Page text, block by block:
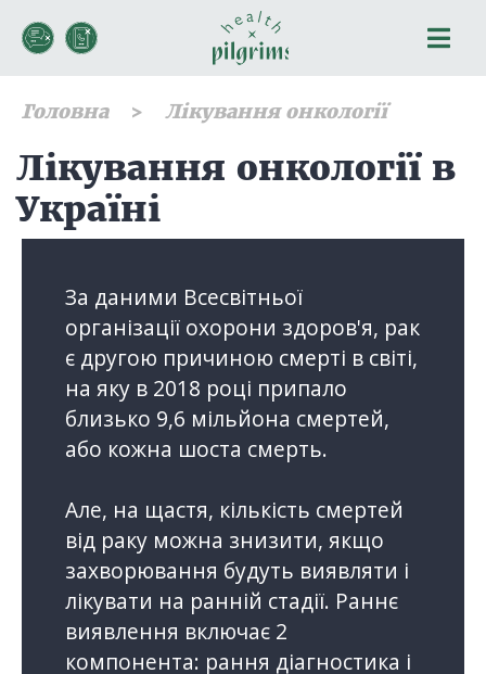
Головна Лікування онкології
Лікування онкології в
Україні
За даними Всесвітньої
організації охорони здоров'я, рак
є другою причиною смерті в світі,
на яку в 2018 році припало
близько 9,6 мільйона смертей,
або кожна шоста смерть.
Але, на щастя, кількість смертей
від раку можна знизити, якщо
захворювання будуть виявляти і
лікувати на ранній стадії. Раннє
виявлення включає 2
компонента: рання діагностика і